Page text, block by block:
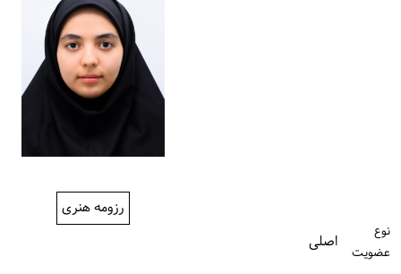
رزومه هنری
نوع
عضویت
اصلی